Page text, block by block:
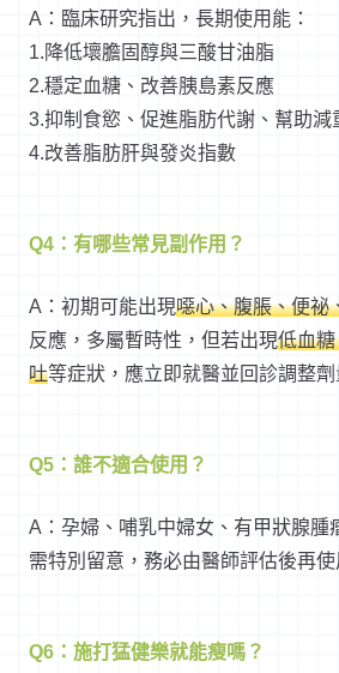
A：臨床研究指出，長期使用能：
1.降低壞膽固醇與三酸甘油脂
2.穩定血糖、改善胰島素反應
3.抑制食慾、促進脂肪代謝、幫助減
4.改善脂肪肝與發炎指數
Q4：有哪些常見副作用？
A：初期可能出現噁心、腹脹、便祕
反應，多屬暫時性，但若出現低血
吐等症狀，應立即就醫並回診調整劑
Q5：誰不適合使用？
A：孕婦、哺乳中婦女、有甲狀腺腫
需特別留意，務必由醫師評估後再使
Q6：施打猛健樂就能瘦嗎？